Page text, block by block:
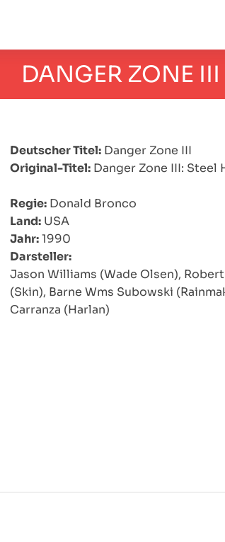
DANGER ZONE III
Deutscher Titel: Danger Zone III
Original-Titel: Danger Zone III: Steel
Regie: Donald Bronco
Land: USA
Jahr:1990
Darsteller:
Jason Williams (Wade Olsen),
(Skin), Barne Wms Subowski
Carranza (Harlan)